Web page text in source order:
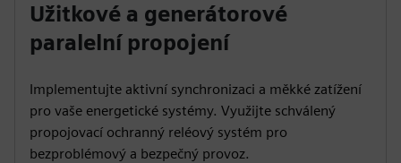
Užitkové a generátorové
paralelní propojení
Implementujte aktivní synchronizaci a měkké zatížení
pro vaše energetické systémy. Využijte schválený
propojovací ochranný reléový systém pro
bezproblémový a bezpečný provoz.